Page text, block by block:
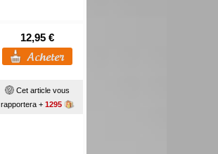
12,95 €
Cet article vous
rapportera + 1295